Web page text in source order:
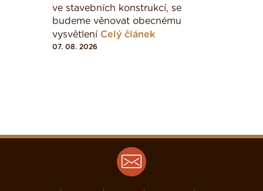
ve stavebních konstrukcí, se
budeme věnovat obecnému
vysvětlení Celý článek
07. 08. 2026